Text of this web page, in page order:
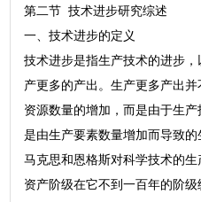
第二节 技术进步研究综述
一、技术进步的定义
技术进步是指生产技术的进步
产更多的产出。生产更多产出
资源数量的增加，而是由于生
是由生产要素数量增加而导致的
马克思和恩格斯对科学技术的
资产阶级在它不到一百年的阶